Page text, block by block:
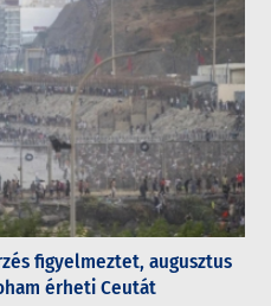
figyelmeztet, augusztus
érheti Ceutát